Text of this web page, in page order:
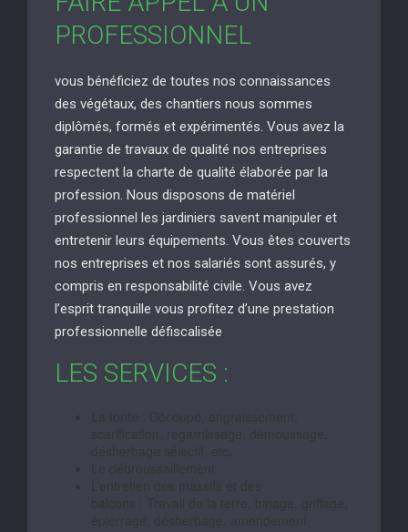
PROFESSIONNEL
vous bénéficiez de toutes nos connaissances
des végétaux, des chantiers nous sommes
diplômés, formés et expérimentés. Vous avez la
garantie de travaux de qualité nos entreprises
respectent la charte de qualité élaborée par la
profession. Nous disposons de matériel
professionnel les jardiniers savent manipuler et
entretenir leurs équipements. Vous êtes couverts
nos entreprises et nos salariés sont assurés, y
compris en responsabilité civile. Vous avez
l’esprit tranquille vous profitez d’une prestation
professionnelle défiscalisée
LES SERVICES :